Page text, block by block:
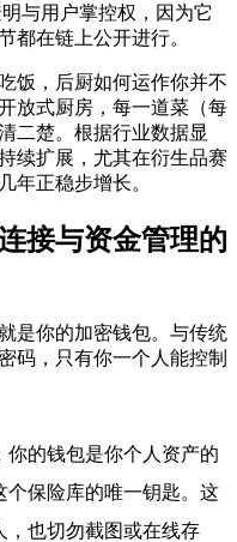
与用户掌控权，因为它
都在链上公开进行。
饭，后厨如何运作你并不
放式厨房，每一道菜（每
二楚。根据行业数据显
续扩展，尤其在衍生品赛
年正稳步增长。
接与资金管理的
是你的加密钱包。与传统
码，只有你一个人能控制
你的钱包是你个人资产的
个保险库的唯一钥匙。这
，也切勿截图或在线存